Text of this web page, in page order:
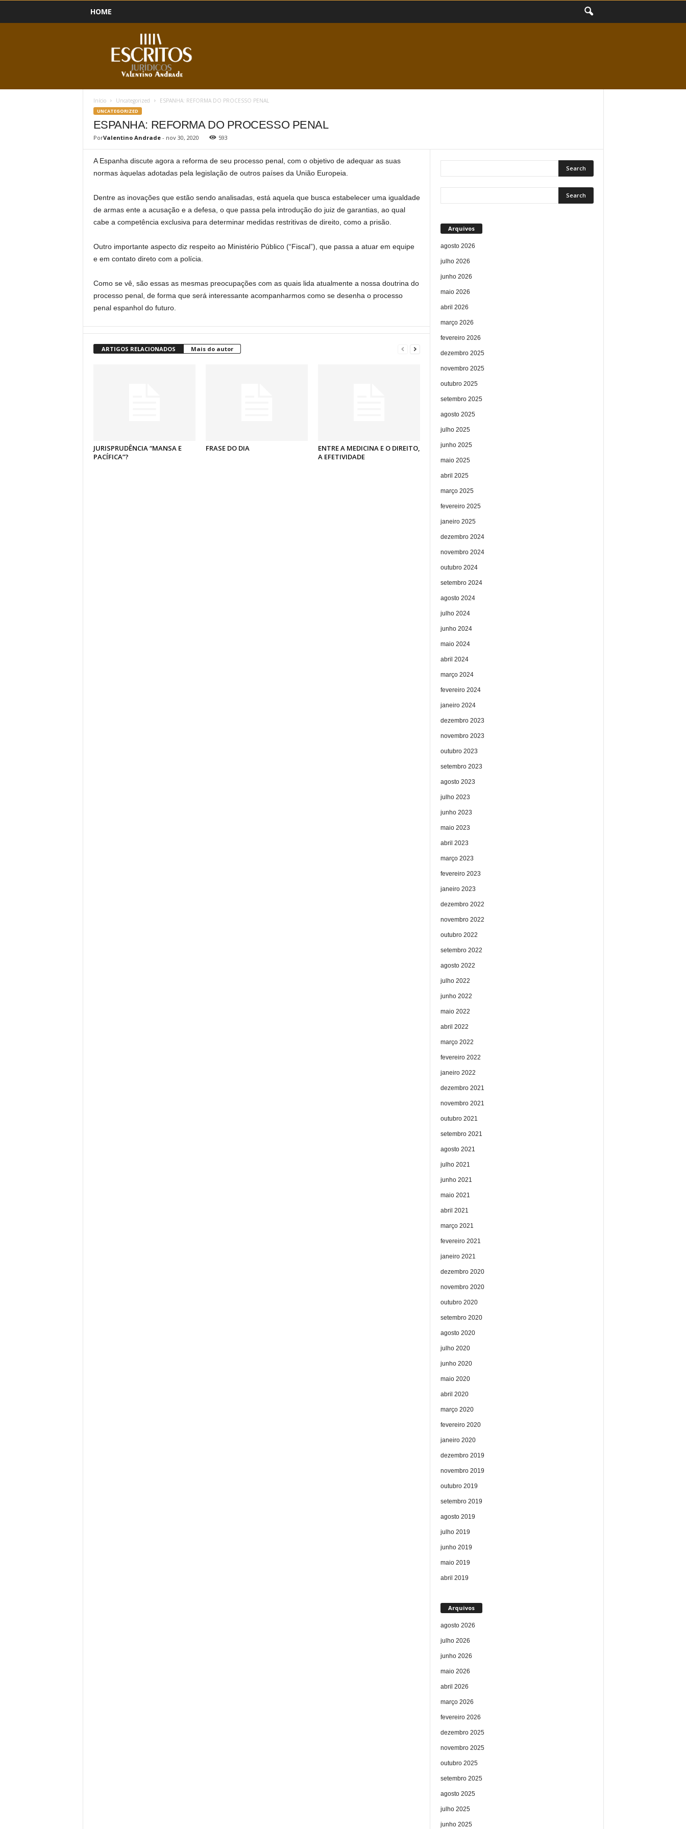
HOME
Início Uncategorized ESPANHA: REFORMA DO PROCESSO PENAL
UNCATEGORIZED
ESPANHA: REFORMA DO PROCESSO PENAL
PorValentino Andrade- nov 30, 2020 593
A Espanha discute agora a reforma de seu processo penal, com o objetivo de adequar as suas
normas àquelas adotadas pela legislação de outros países da União Europeia.
Dentre as inovações que estão sendo analisadas, está aquela que busca estabelecer uma igualdade
de armas ente a acusação e a defesa, o que passa pela introdução do juiz de garantias, ao qual
cabe a competência exclusiva para determinar medidas restritivas de direito, como a prisão.
Outro importante aspecto diz respeito ao Ministério Público (“Fiscal”), que passa a atuar em equipe
e em contato direto com a polícia.
Como se vê, são essas as mesmas preocupações com as quais lida atualmente a nossa doutrina do
processo penal, de forma que será interessante acompanharmos como se desenha o processo
penal espanhol do futuro.
ARTIGOS RELACIONADOS Mais do autor
JURISPRUDÊNCIA “MANSA E
PACÍFICA”?
FRASE DO DIA
ENTRE A MEDICINA E O DIREITO,
A EFETIVIDADE
Arquivos
agosto 2026
julho 2026
junho 2026
maio 2026
abril 2026
março 2026
fevereiro 2026
dezembro 2025
novembro 2025
outubro 2025
setembro 2025
agosto 2025
julho 2025
junho 2025
maio 2025
abril 2025
março 2025
fevereiro 2025
janeiro 2025
dezembro 2024
novembro 2024
outubro 2024
setembro 2024
agosto 2024
julho 2024
junho 2024
maio 2024
abril 2024
março 2024
fevereiro 2024
janeiro 2024
dezembro 2023
novembro 2023
outubro 2023
setembro 2023
agosto 2023
julho 2023
junho 2023
maio 2023
abril 2023
março 2023
fevereiro 2023
janeiro 2023
dezembro 2022
novembro 2022
outubro 2022
setembro 2022
agosto 2022
julho 2022
junho 2022
maio 2022
abril 2022
março 2022
fevereiro 2022
janeiro 2022
dezembro 2021
novembro 2021
outubro 2021
setembro 2021
agosto 2021
julho 2021
junho 2021
maio 2021
abril 2021
março 2021
fevereiro 2021
janeiro 2021
dezembro 2020
novembro 2020
outubro 2020
setembro 2020
agosto 2020
julho 2020
junho 2020
maio 2020
abril 2020
março 2020
fevereiro 2020
janeiro 2020
dezembro 2019
novembro 2019
outubro 2019
setembro 2019
agosto 2019
julho 2019
junho 2019
maio 2019
abril 2019
Arquivos
agosto 2026
julho 2026
junho 2026
maio 2026
abril 2026
março 2026
fevereiro 2026
dezembro 2025
novembro 2025
outubro 2025
setembro 2025
agosto 2025
julho 2025
junho 2025